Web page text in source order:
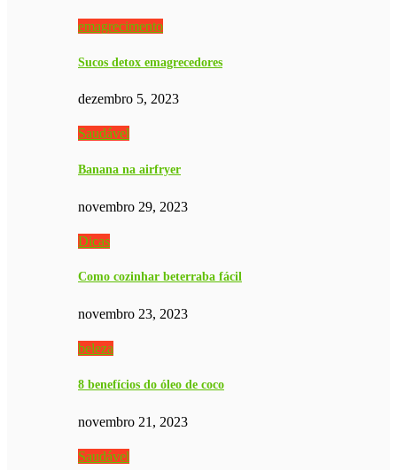
emagrecimento
Sucos detox emagrecedores
dezembro 5, 2023
Saudável
Banana na airfryer
novembro 29, 2023
Dicas
Como cozinhar beterraba fácil
novembro 23, 2023
beleza
8 benefícios do óleo de coco
novembro 21, 2023
Saudável